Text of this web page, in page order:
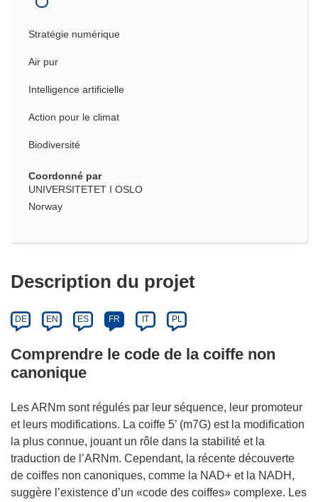
Stratégie numérique
Air pur
Intelligence artificielle
Action pour le climat
Biodiversité
Coordonné par
UNIVERSITETET I OSLO
Norway
Description du projet
DE EN ES FR IT PL
Comprendre le code de la coiffe non
canonique
Les ARNm sont régulés par leur séquence, leur promoteur
et leurs modifications. La coiffe 5’ (m7G) est la modification
la plus connue, jouant un rôle dans la stabilité et la
traduction de l’ARNm. Cependant, la récente découverte
de coiffes non canoniques, comme la NAD+ et la NADH,
suggère l’existence d’un «code des coiffes» complexe. Les